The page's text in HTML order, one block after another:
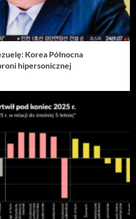
Korea Północna
hipersonicznej